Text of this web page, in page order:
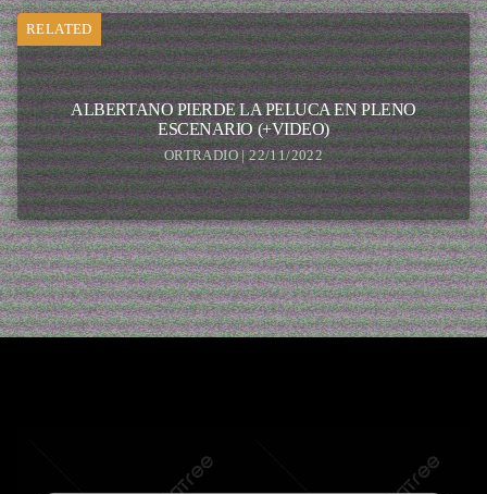
RELATED
ALBERTANO PIERDE LA PELUCA EN PLENO
ESCENARIO (+VIDEO)
ORTRADIO | 22/11/2022